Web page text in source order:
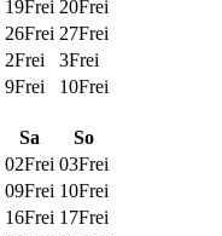
19Frei 20Frei
26Frei 27Frei
2Frei 3Frei
9Frei 10Frei
Sa
So
02Frei 03Frei
09Frei 10Frei
16Frei 17Frei